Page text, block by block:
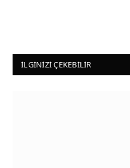
İLGINIZI ÇEKEBILIR